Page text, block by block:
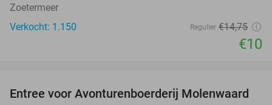
Zoetermeer
Verkocht: 1.150
Regulier €14,75
€10
27%
Entree voor Avonturenboerderij Molenwaard